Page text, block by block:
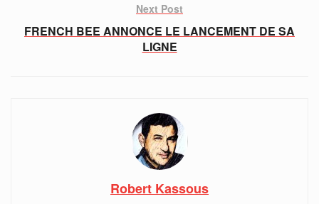
Next Post
FRENCH BEE ANNONCE LE LANCEMENT DE SA
LIGNE
Robert Kassous